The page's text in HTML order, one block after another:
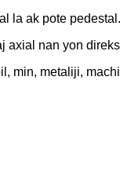
la ak pote pedestal.
axial nan yon
min, metaliji,